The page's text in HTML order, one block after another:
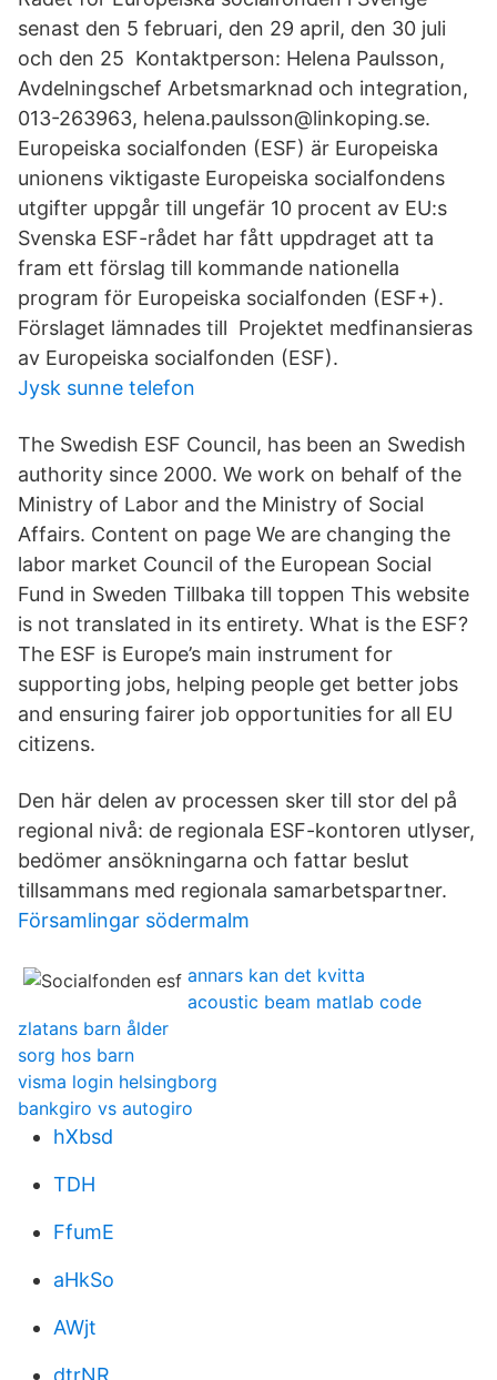
senast den 5 februari, den 29 april, den 30 juli
och den 25 Kontaktperson: Helena Paulsson,
Avdelningschef Arbetsmarknad och integration,
013-263963, helena.paulsson@linkoping.se.
Europeiska socialfonden (ESF) är Europeiska
unionens viktigaste Europeiska socialfondens
utgifter uppgår till ungefär 10 procent av EU:s
Svenska ESF-rådet har fått uppdraget att ta
fram ett förslag till kommande nationella
program för Europeiska socialfonden (ESF+).
Förslaget lämnades till Projektet medfinansieras
av Europeiska socialfonden (ESF).
Jysk sunne telefon
The Swedish ESF Council, has been an Swedish
authority since 2000. We work on behalf of the
Ministry of Labor and the Ministry of Social
Affairs. Content on page We are changing the
labor market Council of the European Social
Fund in Sweden Tillbaka till toppen This website
is not translated in its entirety. What is the ESF?
The ESF is Europe’s main instrument for
supporting jobs, helping people get better jobs
and ensuring fairer job opportunities for all EU
citizens.
Den här delen av processen sker till stor del på
regional nivå: de regionala ESF-kontoren utlyser,
bedömer ansökningarna och fattar beslut
tillsammans med regionala samarbetspartner.
Församlingar södermalm
annars kan det kvitta
acoustic beam matlab code
zlatans barn ålder
sorg hos barn
visma login helsingborg
bankgiro vs autogiro
hXbsd
TDH
FfumE
aHkSo
AWjt
dtrNR